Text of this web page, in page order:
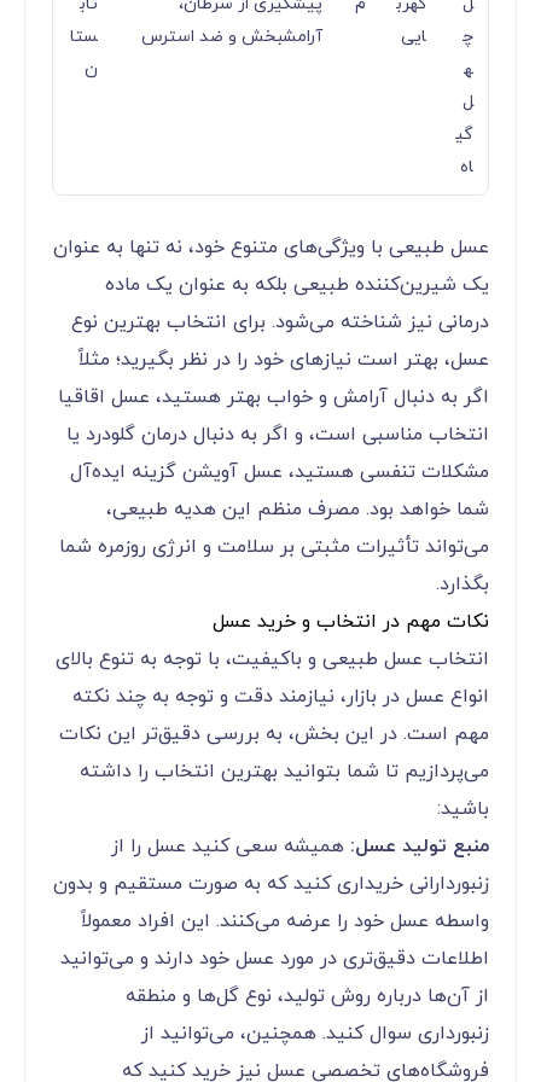
چ
ه
ل
گی
اه
ایی
آرامشبخش و ضد استرس
ستا
ن
عسل طبیعی با ویژگی‌های متنوع خود، نه تنها به عنوان
یک شیرین‌کننده طبیعی بلکه به عنوان یک ماده
درمانی نیز شناخته می‌شود. برای انتخاب بهترین نوع
عسل، بهتر است نیازهای خود را در نظر بگیرید؛ مثلاً
اگر به دنبال آرامش و خواب بهتر هستید، عسل اقاقیا
انتخاب مناسبی است، و اگر به دنبال درمان گلودرد یا
مشکلات تنفسی هستید، عسل آویشن گزینه ایده‌آل
شما خواهد بود. مصرف منظم این هدیه طبیعی،
می‌تواند تأثیرات مثبتی بر سلامت و انرژی روزمره شما
بگذارد.
نکات مهم در انتخاب و خرید عسل
انتخاب عسل طبیعی و باکیفیت، با توجه به تنوع بالای
انواع عسل در بازار، نیازمند دقت و توجه به چند نکته
مهم است. در این بخش، به بررسی دقیق‌تر این نکات
می‌پردازیم تا شما بتوانید بهترین انتخاب را داشته
باشید:
منبع تولید عسل: همیشه سعی کنید عسل را از
زنبوردارانی خریداری کنید که به صورت مستقیم و بدون
واسطه عسل خود را عرضه می‌کنند. این افراد معمولاً
اطلاعات دقیق‌تری در مورد عسل خود دارند و می‌توانید
از آن‌ها درباره روش تولید، نوع گل‌ها و منطقه
زنبورداری سوال کنید. همچنین، می‌توانید از
فروشگاه‌های تخصصی عسل نیز خرید کنید که